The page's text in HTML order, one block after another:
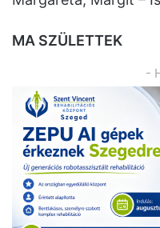
MA SZÜLETTEK
-